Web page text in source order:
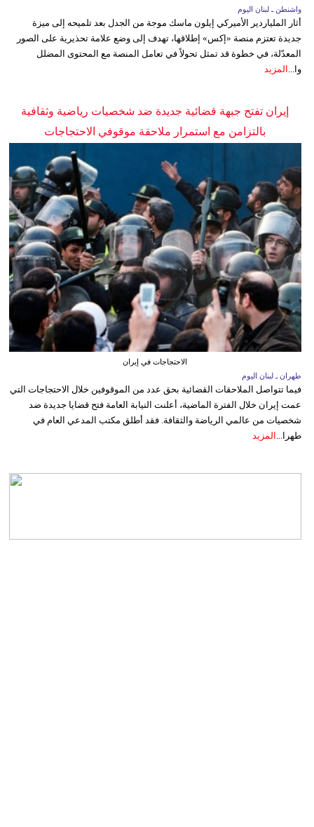
واشنطن ـ لبنان اليوم
أثار الملياردير الأميركي إيلون ماسك موجة من الجدل بعد تلميحه إلى ميزة
جديدة تعتزم منصة «إكس» إطلاقها، تهدف إلى وضع علامة تحذيرية على الصور
المعدّلة، في خطوة قد تمثل تحولاً في تعامل المنصة مع المحتوى المضلل
وا...
المزيد
إيران تفتح جبهة قضائية جديدة ضد شخصيات رياضية وثقافية
بالتزامن مع استمرار ملاحقة موقوفي الاحتجاجات
الاحتجاجات في إيران
طهران ـ لبنان اليوم
فيما تتواصل الملاحقات القضائية بحق عدد من الموقوفين خلال الاحتجاجات التي
عمت إيران خلال الفترة الماضية، أعلنت النيابة العامة فتح قضايا جديدة ضد
شخصيات من عالمي الرياضة والثقافة. فقد أطلق مكتب المدعي العام في
طهرا... المزيد